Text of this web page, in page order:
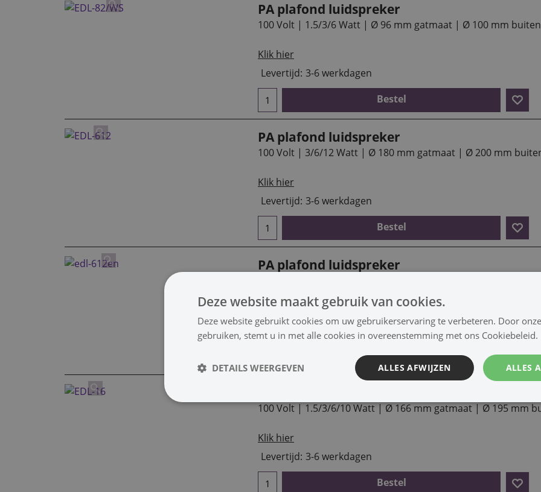
PA plafond luidspreker
100 Volt | 1.5/3/6 Watt | Ø 96 mm gatmaat | Ø 100 mm
Klik hier
Levertijd: 3-6 werkdagen
Bestel
PA plafond luidspreker
100 Volt | 3/6/12 Watt | Ø 180 mm gatmaat | Ø 200 mm
Klik hier
Levertijd: 3-6 werkdagen
Bestel
PA plafond luidspreker
Klik hier
Levertijd: 3-6 werkdagen
Bestel
100 Volt | 1.5/3/6/10 Watt | Ø 166 mm gatmaat | Ø 195 mm
Klik hier
Levertijd: 3-6 werkdagen
Bestel
Deze website maakt gebruik van cookies.
Deze website gebruikt cookies om uw gebruikerservaring te verbeteren. Door
gebruiken, stemt u in met alle cookies in overeenstemming met ons Cookiebeleid.
ALLES
ALLES AFWIJZEN
DETAILS WEERGEVEN